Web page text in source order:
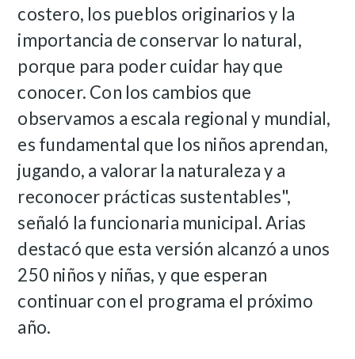
costero, los pueblos originarios y la
importancia de conservar lo natural,
porque para poder cuidar hay que
conocer. Con los cambios que
observamos a escala regional y mundial,
es fundamental que los niños aprendan,
jugando, a valorar la naturaleza y a
reconocer prácticas sustentables",
señaló la funcionaria municipal.Arias
destacó que esta versión alcanzó a unos
250 niños y niñas, y que esperan
continuar con el programa el próximo
año.